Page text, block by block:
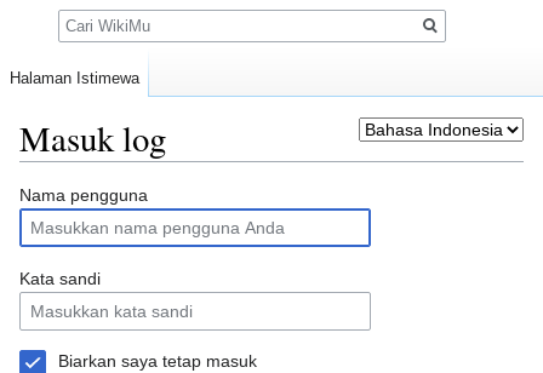
Masuk log
Loncat
ke
navigasi
Loncat
ke
pencarian
Nama pengguna
Kata sandi
Biarkan saya tetap masuk
Halaman Istimewa
Pencarian